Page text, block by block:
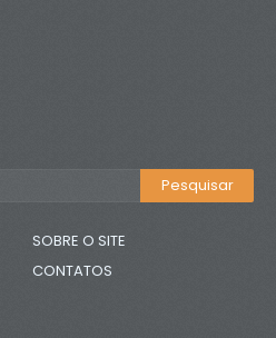
SOBRE O SITE
CONTATOS